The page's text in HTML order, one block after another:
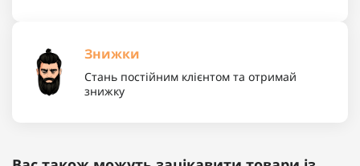
Знижки
Стань постійним клієнтом та отримай
знижку